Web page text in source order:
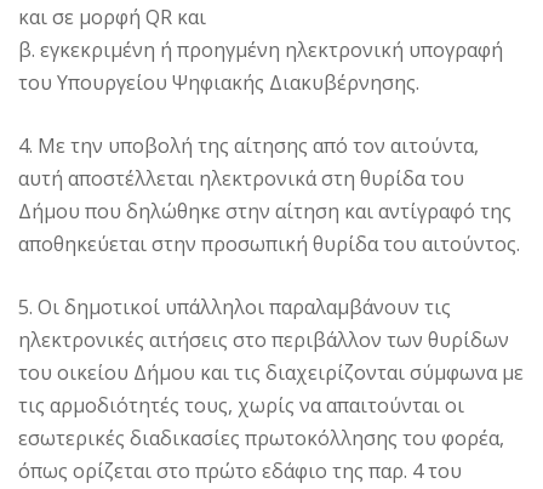
και σε μορφή QR και
β. εγκεκριμένη ή προηγμένη ηλεκτρονική υπογραφή
του Υπουργείου Ψηφιακής Διακυβέρνησης.
4. Με την υποβολή της αίτησης από τον αιτούντα,
αυτή αποστέλλεται ηλεκτρονικά στη θυρίδα του
Δήμου που δηλώθηκε στην αίτηση και αντίγραφό της
αποθηκεύεται στην προσωπική θυρίδα του αιτούντος.
5. Οι δημοτικοί υπάλληλοι παραλαμβάνουν τις
ηλεκτρονικές αιτήσεις στο περιβάλλον των θυρίδων
του οικείου Δήμου και τις διαχειρίζονται σύμφωνα με
τις αρμοδιότητές τους, χωρίς να απαιτούνται οι
εσωτερικές διαδικασίες πρωτοκόλλησης του φορέα,
όπως ορίζεται στο πρώτο εδάφιο της παρ. 4 του